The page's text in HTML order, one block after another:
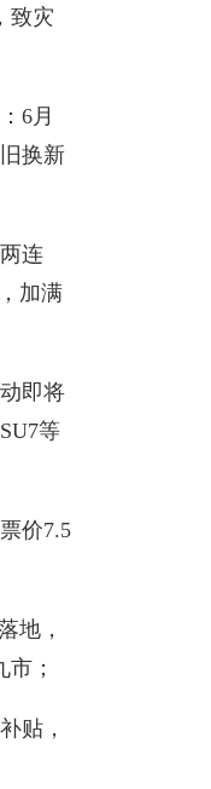
致灾
6月
换新
连
加满
即将
等
价7.5
地，
；
贴，